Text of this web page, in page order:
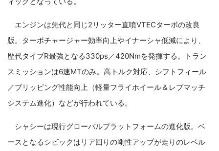
エンジンは先代と同じ2リッター直噴VTECターボの改良
版。ターボチャージャー効率向上やイナーシャ低減により、
歴代タイプR最強となる330ps／420Nmを発揮する。トラン
スミッションは6速MTのみ。高トルク対応、シフトフィール
／ブリッピング性能向上（軽量フライホイール＆レブマッチ
システム進化）などが行われている。
シャシーは現行グローバルプラットフォームの進化版。ベ
ースとなるシビックはリア回りの剛性アップが走りのレベル